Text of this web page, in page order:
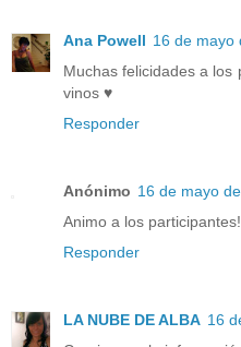
Ana Powell 16 de mayo
Muchas felicidades a los
vinos ♥
Responder
Anónimo 16 de mayo
Animo a los participantes!
Responder
LA NUBE DE ALBA 16